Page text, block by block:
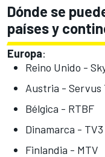
Dónde se
países y
Europa:
Reino Unido -
Austria - Servus
Bélgica - RTBF
Dinamarca -
Finlandia - MTV